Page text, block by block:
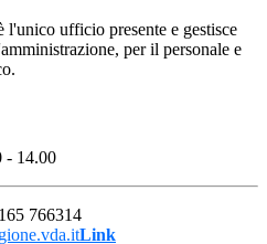
l'unico ufficio presente e gestisce
per il personale e
- 14.00
766314
Link